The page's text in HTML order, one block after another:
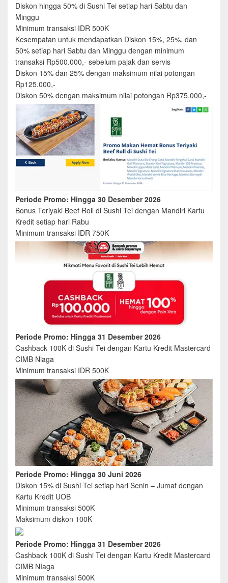
Diskon hingga 50% di Sushi Tei setiap hari Sabtu dan
Minggu
Minimum transaksi IDR 500K
Kesempatan untuk mendapatkan Diskon 15%, 25%, dan
50% setiap hari Sabtu dan Minggu dengan minimum
transaksi Rp500.000,- sebelum pajak dan servis
Diskon 15% dan 25% dengan maksimum nilai potongan
Rp125.000,-
Diskon 50% dengan maksimum nilai potongan Rp375.000,-
Periode Promo: Hingga 30 Desember 2026
Bonus Teriyaki Beef Roll di Sushi Tei dengan Mandiri Kartu
Kredit setiap hari Rabu
Minimum transaksi IDR 750K
Periode Promo: Hingga 31 Desember 2026
Cashback 100K di Sushi Tei dengan Kartu Kredit Mastercard
CIMB Niaga
Minimum transaksi IDR 500K
Periode Promo: Hingga 30 Juni 2026
Diskon 15% di Sushi Tei setiap hari Senin – Jumat dengan
Kartu Kredit UOB
Minimum transaksi 500K
Maksimum diskon 100K
Periode Promo: Hingga 31 Desember 2026
Cashback 100K di Sushi Tei dengan Kartu Kredit Mastercard
CIMB NIaga
Minimum transaksi 500K